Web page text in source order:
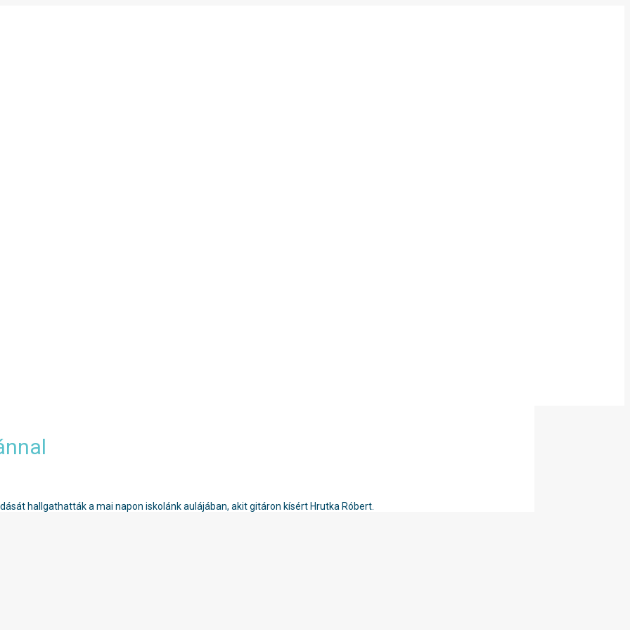
hallgathatták a mai napon iskolánk aulájában, akit gitáron kísért Hrutka Róbert.